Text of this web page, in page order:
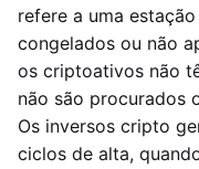
refere a uma
congelados ou não
os criptoativos não
não são procurados
Os inversos cripto
ciclos de alta,